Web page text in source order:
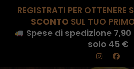
REGISTRATI PER OTTENERE
SCONTO SUL TUO
Spese di spedizione
solo 45 €